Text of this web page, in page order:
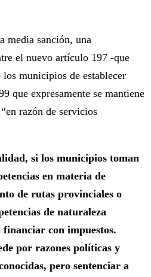
media sanción, una
el nuevo artículo 197 -que
municipios de establecer
que expresamente se mantiene
razón de servicios
si los municipios toman
en materia de
de rutas provinciales o
de naturaleza
con impuestos.
por razones políticas y
pero sentenciar a